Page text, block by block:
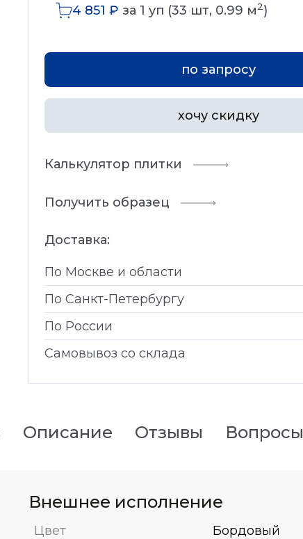
4 851 ₽ за 1 уп (33 шт, 0.99 м2)
по запросу
хочу скидку
Калькулятор плитки
Получить образец
Доставка:
По Москве и области
По Санкт-Петербургу
По России
Самовывоз со склада
Описание Отзывы Вопросы
Внешнее исполнение
Цвет
Бордовый